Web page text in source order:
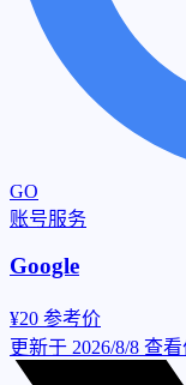
GO
账号服务
Google
¥20 参考价
更新于 2026/8/8 查